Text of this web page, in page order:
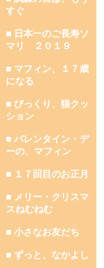
すぐ
■ 日本一のご長寿ソ
マリ ２０１９
■ マフィン、１７歳
になる
■ びっくり、猫クッ
ション
■ バレンタイン・デ
ーの、マフィン
■ １７回目のお正月
■ メリー・クリスマ
スねむねむ
■ 小さなお友だち
■ ずっと、なかよし